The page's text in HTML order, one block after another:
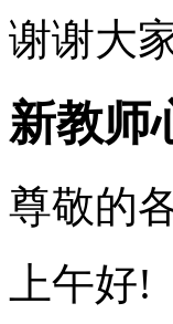
谢谢大
新教师
尊敬的
上午好!